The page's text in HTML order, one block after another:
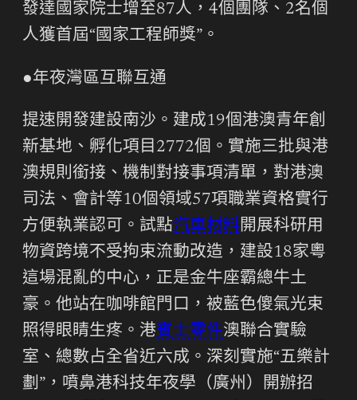
發達國家院士增至87人，4個團隊、2名個
人獲首屆“國家工程師獎”。
●年夜灣區互聯互通
提速開發建設南沙。建成19個港澳青年創
新基地、孵化項目2772個。實施三批與港
澳規則銜接、機制對接事項清單，對港澳
司法、會計等10個領域57項職業資格實行
方便執業認可。試點汽車材料開展科研用
物資跨境不受拘束流動改造，建設18家粵
這場混亂的中心，正是金牛座霸總牛土
豪。他站在咖啡館門口，被藍色傻氣光束
照得眼睛生疼。港賓士零件澳聯合實驗
室、總數占全省近六成。深刻實施“五樂計
劃”，噴鼻港科技年夜學（廣州）開辦招